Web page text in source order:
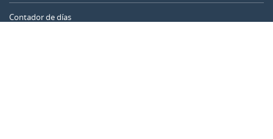
Contador de días